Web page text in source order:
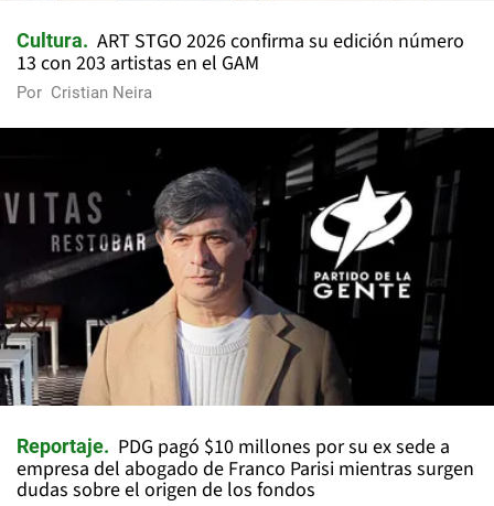
Cultura
ART STGO 2026 confirma su edición número
13 con 203 artistas en el GAM
Por Cristian Neira
Reportaje
PDG pagó $10 millones por su ex sede a
empresa del abogado de Franco Parisi mientras surgen
dudas sobre el origen de los fondos